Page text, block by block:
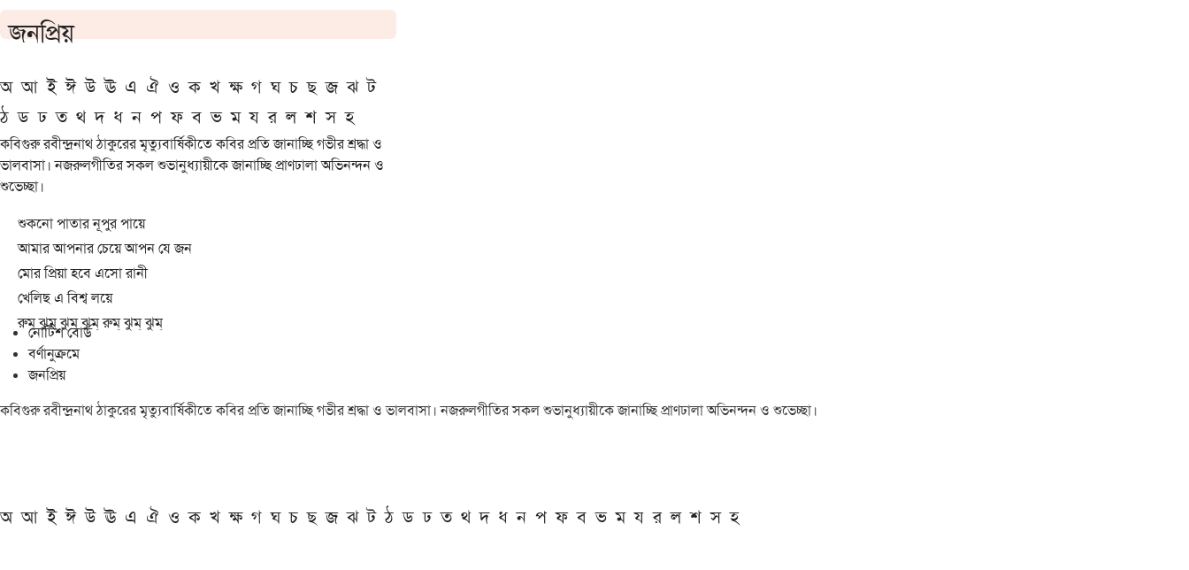
জনপ্রিয়
অ আ ই ঈ উ ঊ এ ঐ ও ক খ ক্ষ গ ঘ চ ছ জ ঝ ট
ঠ ড ঢ ত থ দ ধ ন প ফ ব ভ ম য র ল শ স হ
কবিগুরু রবীন্দ্রনাথ ঠাকুরের মৃত্যুবার্ষিকীতে কবির প্রতি জানাচ্ছি গভীর শ্রদ্ধা ও
ভালবাসা। নজরুলগীতির সকল শুভানুধ্যায়ীকে জানাচ্ছি প্রাণঢালা অভিনন্দন ও
শুভেচ্ছা।
শুকনো পাতার নূপুর পায়ে
আমার আপনার চেয়ে আপন যে জন
মোর প্রিয়া হবে এসো রানী
খেলিছ এ বিশ্ব লয়ে
রুম্ ঝুম্ ঝুম্ ঝুম্ রুম্ ঝুম্ ঝুম্
নোটিশ বোর্ড
বর্ণানুক্রমে
জনপ্রিয়
কবিগুরু রবীন্দ্রনাথ ঠাকুরের মৃত্যুবার্ষিকীতে কবির প্রতি জানাচ্ছি গভীর শ্রদ্ধা ও ভালবাসা। নজরুলগীতির সকল শুভানুধ্যায়ীকে জানাচ্ছি প্রাণঢালা অভিনন্দন ও শুভেচ্ছা।
অ আ ই ঈ উ ঊ এ ঐ ও ক খ ক্ষ গ ঘ চ ছ জ ঝ ট ঠ ড ঢ ত থ দ ধ ন প ফ ব ভ ম য র ল শ স হ